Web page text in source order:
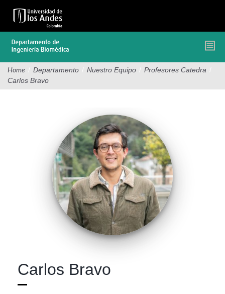
contenido
Home / Departamento / Nuestro Equipo / Profesores Catedra /
Carlos Bravo
Carlos Bravo